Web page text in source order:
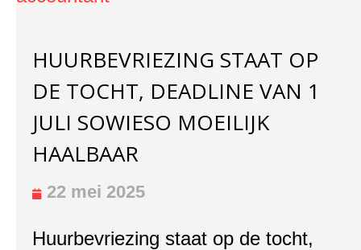
HUURBEVRIEZING STAAT OP
DE TOCHT, DEADLINE VAN 1
JULI SOWIESO MOEILIJK
HAALBAAR
22 mei 2025
Huurbevriezing staat op de tocht,